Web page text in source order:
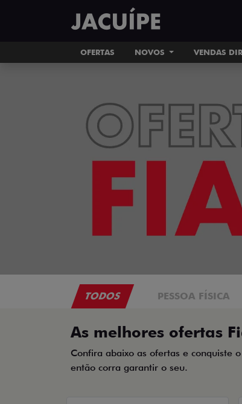
OFERTAS NOVOS VENDAS
TODOS PESSOA FÍSICA
As melhores ofertas
Confira abaixo as ofertas e conquiste
então corra garantir o seu.